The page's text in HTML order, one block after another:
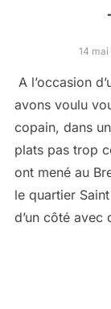
14 mai
A l’occasion
avons voulu
copain, dans
plats pas trop
ont mené au
le quartier
d’un côté avec